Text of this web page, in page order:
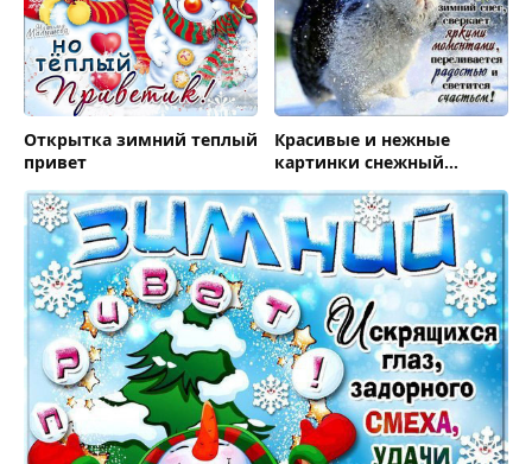
Открытка зимний теплый
привет
Красивые и нежные
картинки снежный
привет